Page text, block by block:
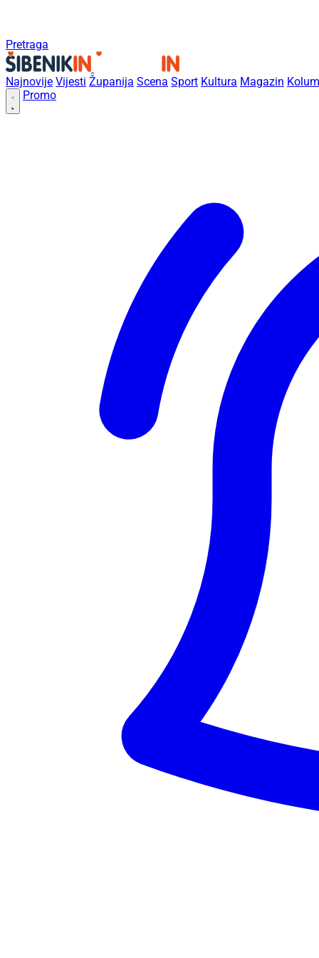
Pretraga
Najnovije Vijesti Županija Scena Sport Kultura Magazin
Promo